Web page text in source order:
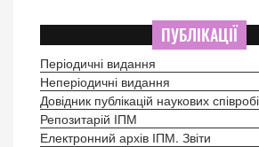
ПУБЛІКАЦІЇ
Періодичні видання
Неперіодичні видання
Довідник публікацій наукових
Репозитарій ІПМ
Електронний архів ІПМ. Звіти